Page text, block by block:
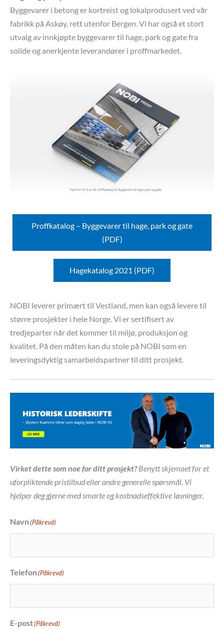
Byggevarer i betong er kortreist og lokalprodusert ved vår
fabrikk på Askøy, rett utenfor Bergen. Vi har også et stort
utvalg av innkjøpte byggevarer til hage, park og gate fra
solide og anerkjente leverandører i proffmarkedet.
Proffkatalog – Byggevarer til hage, park og gate
(PDF)
Hagekatalog 2021 (PDF)
NOBI leverer primært til Vestland, men kan også levere til
større prosjekter i hele Norge. Vi er sertifisert av
tredjeparter når det kommer til miljø, produksjon og
kvalitet. På den måten kan du stole på NOBI som en
leveringsdyktig samarbeidspartner til ditt prosjekt.
Virket dette som noe for ditt prosjekt?Benytt skjemaet for et
uforpliktende pristilbud eller andre generelle spørsmål. Vi
hjelper deg gjerne med smarte og kostnadseffektive løsninger.
Navn(Påkrevd)
Telefon(Påkrevd)
E-post(Påkrevd)